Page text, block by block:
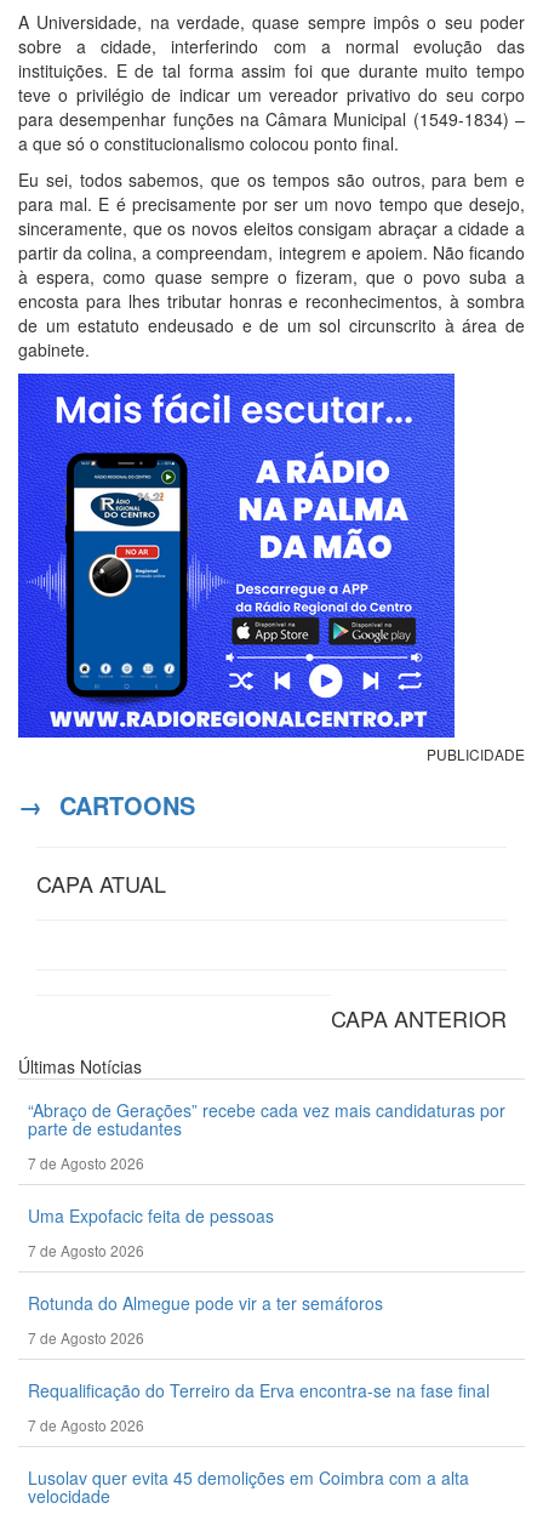
A Universidade, na verdade, quase sempre impôs o seu poder
sobre a cidade, interferindo com a normal evolução das
instituições. E de tal forma assim foi que durante muito tempo
teve o privilégio de indicar um vereador privativo do seu corpo
para desempenhar funções na Câmara Municipal (1549-1834) –
a que só o constitucionalismo colocou ponto final.
Eu sei, todos sabemos, que os tempos são outros, para bem e
para mal. E é precisamente por ser um novo tempo que desejo,
sinceramente, que os novos eleitos consigam abraçar a cidade a
partir da colina, a compreendam, integrem e apoiem. Não ficando
à espera, como quase sempre o fizeram, que o povo suba a
encosta para lhes tributar honras e reconhecimentos, à sombra
de um estatuto endeusado e de um sol circunscrito à área de
gabinete.
PUBLICIDADE
→ CARTOONS
CAPA ATUAL
CAPA ANTERIOR
Últimas Notícias
“Abraço de Gerações” recebe cada vez mais candidaturas por
parte de estudantes
7 de Agosto 2026
Uma Expofacic feita de pessoas
7 de Agosto 2026
Rotunda do Almegue pode vir a ter semáforos
7 de Agosto 2026
Requalificação do Terreiro da Erva encontra-se na fase final
7 de Agosto 2026
Lusolav quer evita 45 demolições em Coimbra com a alta
velocidade